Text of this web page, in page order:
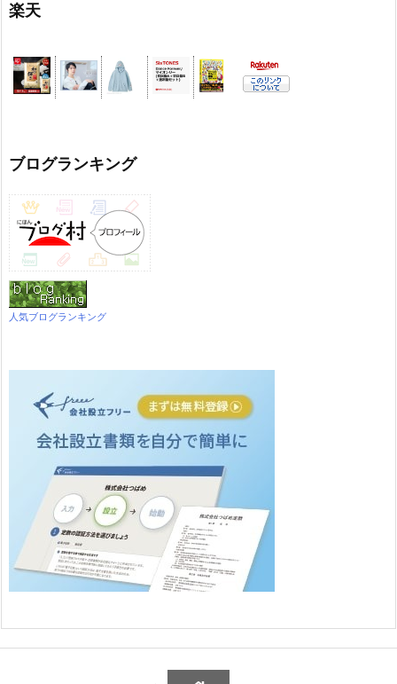
楽天
ブログランキング
人気ブログランキング